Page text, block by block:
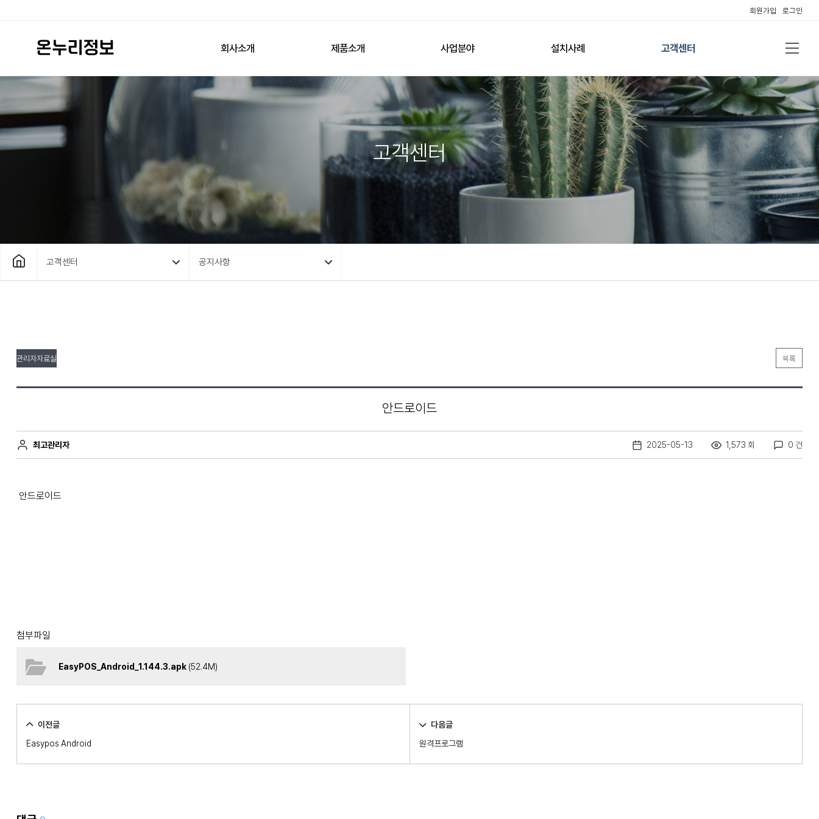
회원가입 로그인
회사소개 제품소개 사업분야 설치사례 고객센터
고객센터
고객센터 공지사항
관리자자료실 목록
안드로이드
최고관리자 2025-05-13 1,573 회 0 건
안드로이드
첨부파일
EasyPOS_Android_1.144.3.apk(52.4M)
이전글
Easypos Android
다음글
원격프로그램